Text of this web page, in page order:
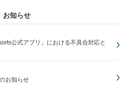
お知らせ
公式アプリ」における不具合対応と
お知らせ